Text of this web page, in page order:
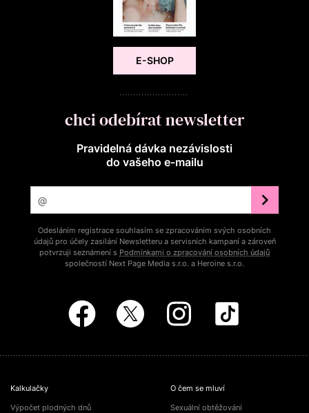
E-SHOP
chci odebírat newsletter
Pravidelná dávka nezávislosti
do vašeho e‑mailu
Odesláním registrace souhlasím se zpracováním svých osobních
údajů pro účely zasílání Newsletteru a servisních kampaní a zároveň
potvrzuji seznámení s Podmínkami o zpracování osobních údajů
společností Next Page Media s.r.o. a Heroine s.r.o.
Kalkulačky
Výpočet plodných dnů
O čem se mluví
Sexuální obtěžování